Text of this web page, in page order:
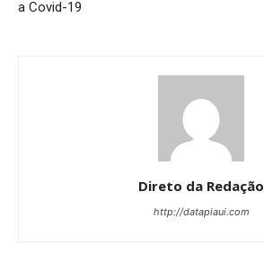
a Covid-19
Direto da Redação
http://datapiaui.com